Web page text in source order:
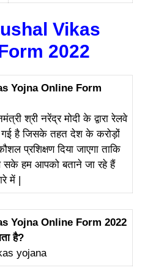
Vikas
2022
Yojna Online Form
श्री नरेंद्र मोदी के द्वारा रेलवे
है जिसके तहत देश के करोड़ों
प्रशिक्षण दिया जाएगा ताकि
सके हम आपको बताने जा रहे हैं
में |
Yojna Online Form 2022
है?
yojana